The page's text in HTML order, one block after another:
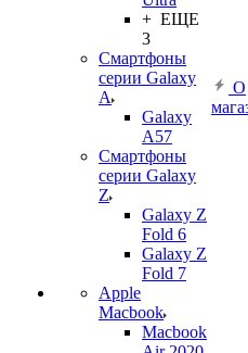
+ ЕЩЕ
3
Смартфоны
серии Galaxy
A
Galaxy
A57
Смартфоны
серии Galaxy
Z
Galaxy Z
Fold 6
Galaxy Z
Fold 7
Apple
Macbook
Macbook
О